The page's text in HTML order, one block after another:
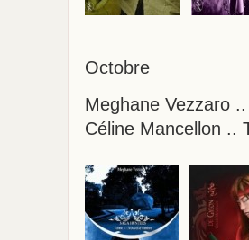
Octobre
Meghane Vezzaro
Céline Mancellon ..